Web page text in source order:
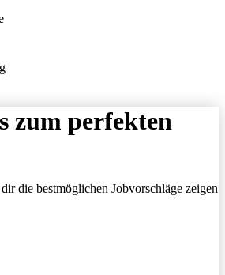
zum perfekten
die bestmöglichen Jobvorschläge zeigen